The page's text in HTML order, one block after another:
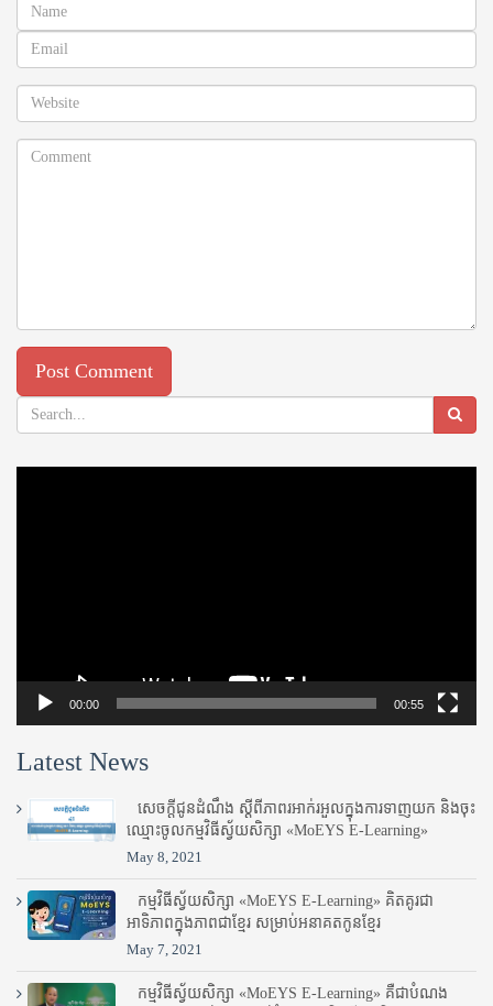
00:00 00:55
Latest News
សេចក្តីជូនដំណឹង ស្តី​ពីភាព​រអាក់រអួល​ក្នុងការ​ទាញ​យក និង​ចុះ​
ឈ្មោះ​ចូល​កម្មវិធី​ស្វ័យសិក្សា «MoEYS E-Learning»
May 8, 2021
កម្មវិធីស្វ័យសិក្សា «MoEYS E-Learning» គិតគូរជា
អាទិភាពក្នុងភាពជាខ្មែរ សម្រាប់អនាគតកូនខ្មែរ
May 7, 2021
កម្មវិធីស្វ័យសិក្សា «MoEYS E-Learning» គឺជាបំណង